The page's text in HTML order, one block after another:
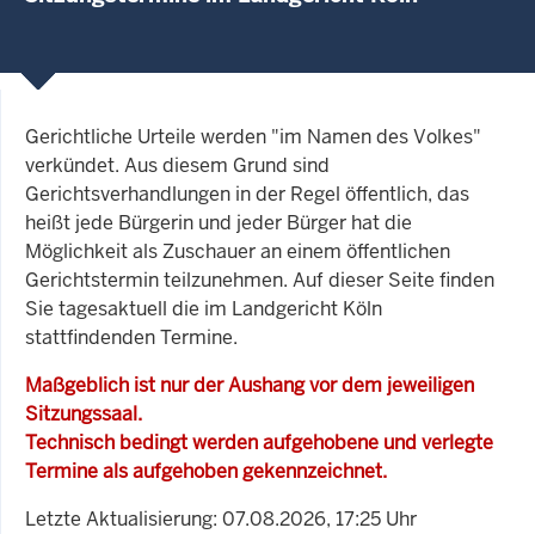
Gerichtliche Urteile werden "im Namen des Volkes"
verkündet. Aus diesem Grund sind
Gerichtsverhandlungen in der Regel öffentlich, das
heißt jede Bürgerin und jeder Bürger hat die
Möglichkeit als Zuschauer an einem öffentlichen
Gerichtstermin teilzunehmen. Auf dieser Seite finden
Sie tagesaktuell die im Landgericht Köln
stattfindenden Termine.
Maßgeblich ist nur der Aushang vor dem jeweiligen
Sitzungssaal.
Technisch bedingt werden aufgehobene und verlegte
Termine als aufgehoben gekennzeichnet.
Letzte Aktualisierung: 07.08.2026, 17:25 Uhr